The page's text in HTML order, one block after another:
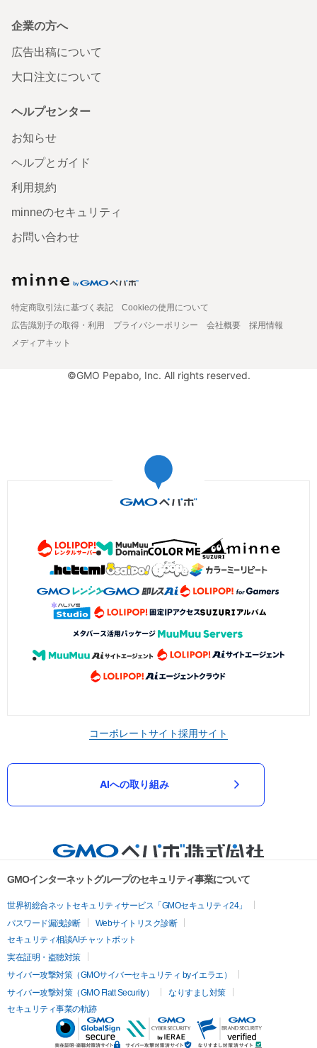
企業の方へ
広告出稿について
大口注文について
ヘルプセンター
お知らせ
ヘルプとガイド
利用規約
minneのセキュリティ
お問い合わせ
特定商取引法に基づく表記
Cookieの使用について
広告識別子の取得・利用
プライバシーポリシー 会社概要
採用情報
メディアキット
©GMO Pepabo, Inc. All rights reserved.
コーポレートサイト採用サイト
AIへの取り組み
GMOインターネットグループのセキュリティ事業について
世界初総合ネットセキュリティサービス「GMOセキュリティ24」
パスワード漏洩診断
Webサイトリスク診断
セキュリティ相談AIチャットボット
実在証明・盗聴対策
サイバー攻撃対策（GMOサイバーセキュリティ byイエラエ）
サイバー攻撃対策（GMO Flatt Security）
なりすまし対策
セキュリティ事業の軌跡